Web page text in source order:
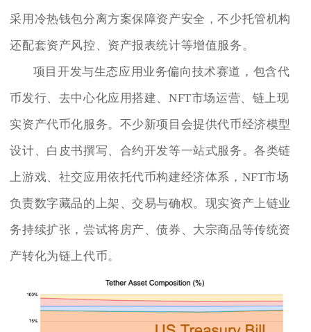
采用冷热钱包分离方案保障资产安全，不少托管机构
还配套资产风控、资产报表统计等增值服务。
项目开发与生态应用业务偏向技术赛道，包含代
币发行、去中心化应用搭建、NFT市场运营、链上现
实资产代币化服务。不少新项目会提供代币经济模型
设计、白皮书撰写、合约开发等一站式服务。各类链
上游戏、社交应用依托代币构建经济体系，NFT市场
负责数字藏品的上架、交易与确权。现实资产上链业
务持续扩张，尝试将房产、债券、大宗商品等传统资
产转化为链上代币。